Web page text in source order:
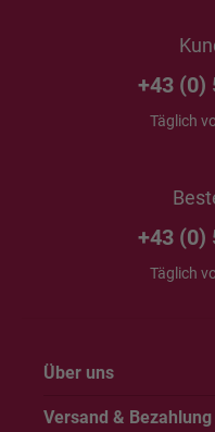
+43 (0)
Täglich
+43 (0)
Täglich
Über uns
Versand & Bezahlung